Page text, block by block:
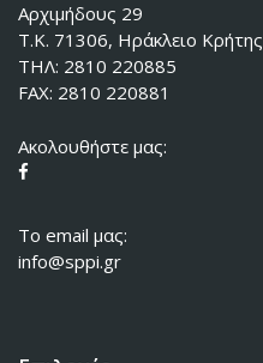
Αρχιμήδους 29
Τ.Κ. 71306, Ηράκλειο Κρήτης
ΤΗΛ: 2810 220885
FAX: 2810 220881
Ακολουθήστε μας:
To email μας:
info@sppi.gr